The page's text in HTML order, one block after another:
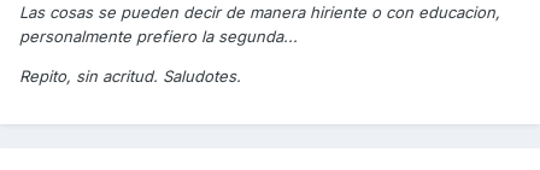
Las cosas se pueden decir de manera hiriente o con educacion,
personalmente prefiero la segunda...
Repito, sin acritud. Saludotes.